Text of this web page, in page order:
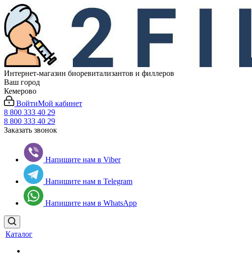
Интернет-магазин биоревитализантов и филлеров
Ваш город
Кемерово
ВойтиМой кабинет
8 800 333 40 29
8 800 333 40 29
Заказать звонок
Напишите нам в Viber
Напишите нам в Telegram
Напишите нам в WhatsApp
Каталог